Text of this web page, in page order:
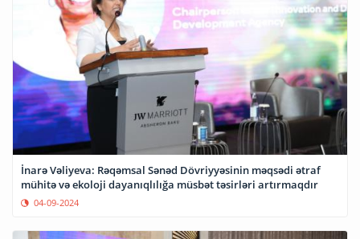
İnarə Vəliyeva: Rəqəmsal Sənəd Dövriyyəsinin məqsədi ətraf
mühitə və ekoloji dayanıqlılığa müsbət təsirləri artırmaqdır
04-09-2024